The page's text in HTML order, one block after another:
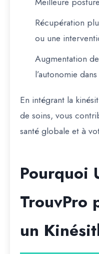
Récupération
ou une
Augmentation
l’autonomie
En intégrant la
de soins, vous
santé globale et à
Pourquoi
TrouvPro
un